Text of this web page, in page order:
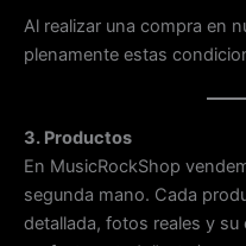
Al realizar una compra en
plenamente estas
3. Productos
En MusicRockShop
segunda mano. Cada
detallada, fotos reales y su